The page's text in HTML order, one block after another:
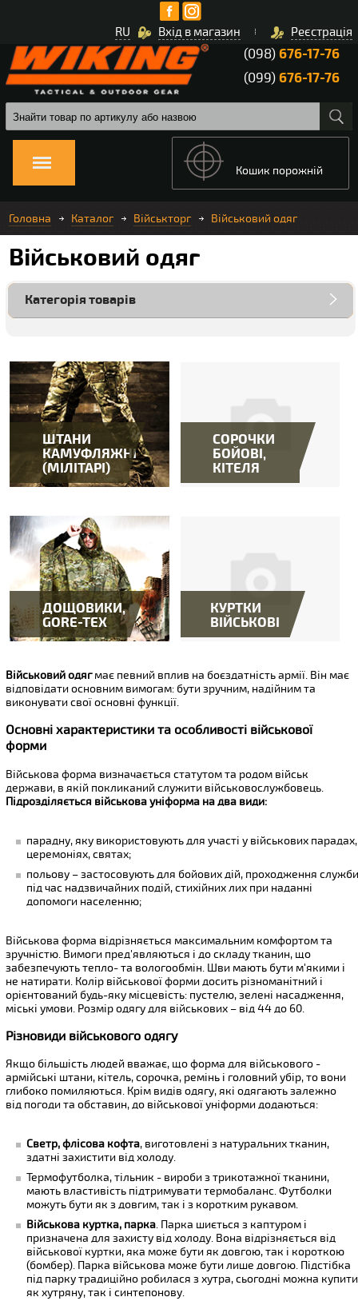
Вхід в магазин Реєстрація
RU
(098)676-17-76
(099)676-17-76
Кошик порожній
Головна Каталог Військторг Військовий одяг
Військовий одяг
Категорія товарів
ШТАНИ
КАМУФЛЯЖНІ
(МІЛІТАРІ)
СОРОЧКИ
БОЙОВІ,
КІТЕЛЯ
ДОЩОВИКИ,
GORE-TEX
КУРТКИ
ВІЙСЬКОВІ
Військовий одягмає певний вплив на боєздатність армії. Він має
відповідати основним вимогам: бути зручним, надійним та
виконувати свої основні функції.
Основні характеристики та особливості військової
форми
Військова форма визначається статутом та родом військ
держави, в якій покликаний служити військовослужбовець.
Підрозділяється військова уніформа на два види:
парадну, яку використовують для участі у військових парадах,
церемоніях, святах;
польову – застосовують для бойових дій, проходження
під час надзвичайних подій, стихійних лих при наданні
допомоги населенню;
Військова форма відрізняється максимальним комфортом та
зручністю. Вимоги пред'являються і до складу тканин, що
забезпечують тепло- та вологообмін. Шви мають бути м'якими і
не натирати. Колір військової форми досить різноманітний і
орієнтований будь-яку місцевість: пустелю, зелені насадження,
міські умови. Розмір одягу для військових – від 44 до 60.
Різновиди військового одягу
Якщо більшість людей вважає, що форма для військового -
армійські штани, кітель, сорочка, ремінь і головний убір, то вони
глибоко помиляються. Крім видів одягу, які одягають залежно
від погоди та обставин, до військової уніформи додаються:
Светр, флісова кофта, виготовлені з натуральних тканин,
здатні захистити від холоду.
Термофутболка, тільник - вироби з трикотажної тканини,
мають властивість підтримувати термобаланс. Футболки
можуть бути як з довгим, так і з коротким рукавом.
Військова куртка, парка. Парка шиється з каптуром і
призначена для захисту від холоду. Вона відрізняється від
військової куртки, яка може бути як довгою, так і короткою
(бомбер). Парка військова може бути лише довгою. Підстібка
під парку традиційно робилася з хутра, сьогодні можна купити
як хутряну, так і синтепонову.